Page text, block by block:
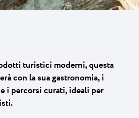
turistici moderni, questa
con la sua gastronomia, i
i percorsi curati, ideali per